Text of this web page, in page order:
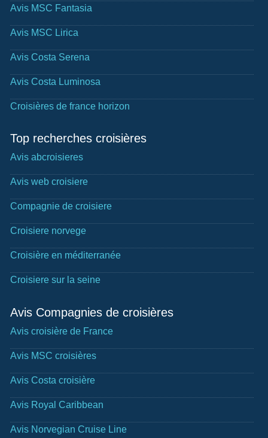
Avis MSC Fantasia
Avis MSC Lirica
Avis Costa Serena
Avis Costa Luminosa
Croisières de france horizon
Top recherches croisières
Avis abcroisieres
Avis web croisiere
Compagnie de croisiere
Croisiere norvege
Croisière en méditerranée
Croisiere sur la seine
Avis Compagnies de croisières
Avis croisière de France
Avis MSC croisières
Avis Costa croisière
Avis Royal Caribbean
Avis Norvegian Cruise Line